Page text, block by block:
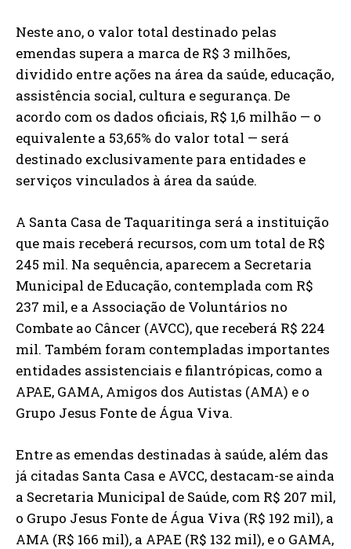
Neste ano, o valor total destinado pelas
emendas supera a marca de R$ 3 milhões,
dividido entre ações na área da saúde, educação,
assistência social, cultura e segurança. De
acordo com os dados oficiais, R$ 1,6 milhão — o
equivalente a 53,65% do valor total — será
destinado exclusivamente para entidades e
serviços vinculados à área da saúde.
A Santa Casa de Taquaritinga será a instituição
que mais receberá recursos, com um total de R$
245 mil. Na sequência, aparecem a Secretaria
Municipal de Educação, contemplada com R$
237 mil, e a Associação de Voluntários no
Combate ao Câncer (AVCC), que receberá R$ 224
mil. Também foram contempladas importantes
entidades assistenciais e filantrópicas, como a
APAE, GAMA, Amigos dos Autistas (AMA) e o
Grupo Jesus Fonte de Água Viva.
Entre as emendas destinadas à saúde, além das
já citadas Santa Casa e AVCC, destacam-se ainda
a Secretaria Municipal de Saúde, com R$ 207 mil,
o Grupo Jesus Fonte de Água Viva (R$ 192 mil), a
AMA (R$ 166 mil), a APAE (R$ 132 mil), e o GAMA,